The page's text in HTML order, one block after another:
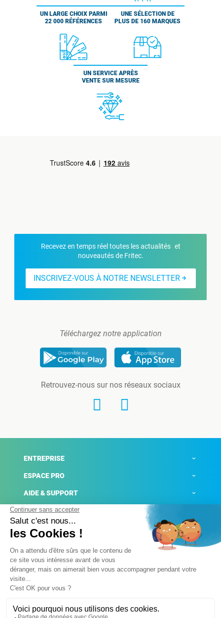
UN LARGE CHOIX PARMI
22 000 RÉFÉRENCES
UNE SÉLECTION DE
PLUS DE 160 MARQUES
UN SERVICE APRÈS
VENTE SUR MESURE
Recevez en temps réel toutes les actualités et
nouveautés de Fritec.
INSCRIVEZ-VOUS À NOTRE NEWSLETTER
Téléchargez notre application
Retrouvez-nous sur nos réseaux sociaux
ENTREPRISE
ESPACE PRO
AIDE & SUPPORT
ACTUALITÉS
Mentions légales
Conditions générales de ventes